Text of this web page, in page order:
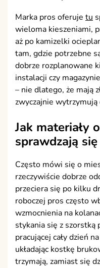
Marka pros oferuje tu
wieloma kieszeniami,
aż po kamizelki
tam, gdzie potrzebne
dobrze rozplanowane
instalacji czy
– nie dlatego, że mają
zwyczajnie
Jak materiały
sprawdzają
Często mówi się o
rzeczywiście dobrze
przeciera się po kilku
roboczej pros często
wzmocnienia na
stykania się z szorstką
pracującej cały dzień
układając kostkę
trzymają, zamiast się